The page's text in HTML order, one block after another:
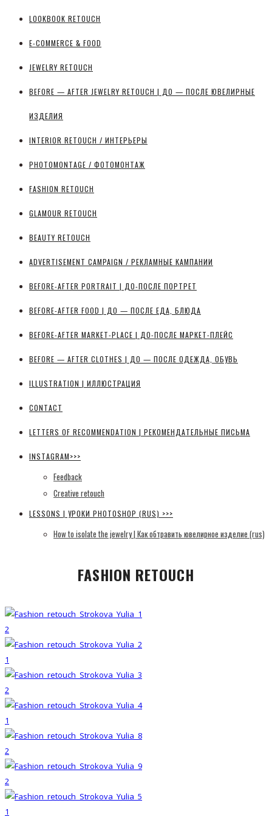
LOOKBOOK RETOUCH
E-COMMERCE & FOOD
JEWELRY RETOUCH
BEFORE — AFTER JEWELRY RETOUCH | ДО — ПОСЛЕ ЮВЕЛИРНЫЕ
ИЗДЕЛИЯ
INTERIOR RETOUCH / ИНТЕРЬЕРЫ
PHOTOMONTAGE / ФОТОМОНТАЖ
FASHION RETOUCH
GLAMOUR RETOUCH
BEAUTY RETOUCH
ADVERTISEMENT CAMPAIGN / РЕКЛАМНЫЕ КАМПАНИИ
BEFORE-AFTER PORTRAIT | ДО-ПОСЛЕ ПОРТРЕТ
BEFORE-AFTER FOOD | ДО — ПОСЛЕ ЕДА, БЛЮДА
BEFORE-AFTER MARKET-PLACE | ДО-ПОСЛЕ МАРКЕТ-ПЛЕЙС
BEFORE — AFTER CLOTHES | ДО — ПОСЛЕ ОДЕЖДА, ОБУВЬ
ILLUSTRATION | ИЛЛЮСТРАЦИЯ
CONTACT
LETTERS OF RECOMMENDATION | РЕКОМЕНДАТЕЛЬНЫЕ ПИСЬМА
INSTAGRAM>>>
Feedback
Creative retouch
LESSONS | УРОКИ PHOTOSHOP (RUS) >>>
How to isolate the jewelry | Как обтравить ювелирное изделие (rus)
FASHION RETOUCH
2
1
2
1
2
2
1